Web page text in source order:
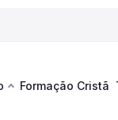
Formação Cristã